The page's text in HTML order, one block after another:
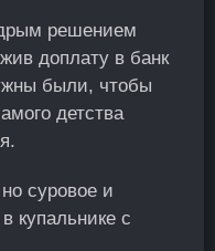
решением
доплату в банк
были, чтобы
детства
суровое и
купальнике с